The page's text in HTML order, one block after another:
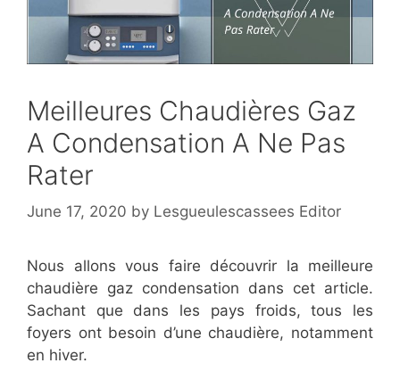
Meilleures Chaudières Gaz
A Condensation A Ne Pas
Rater
June 17, 2020 by Lesgueulescassees Editor
Nous allons vous faire découvrir la meilleure
chaudière gaz condensation dans cet article.
Sachant que dans les pays froids, tous les
foyers ont besoin d’une chaudière, notamment
en hiver.